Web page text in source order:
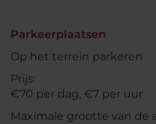
Parkeerplaatsen
Op het terrein parkeren
Prijs:
€70 per dag, €7 per uur
Maximale grootte van de